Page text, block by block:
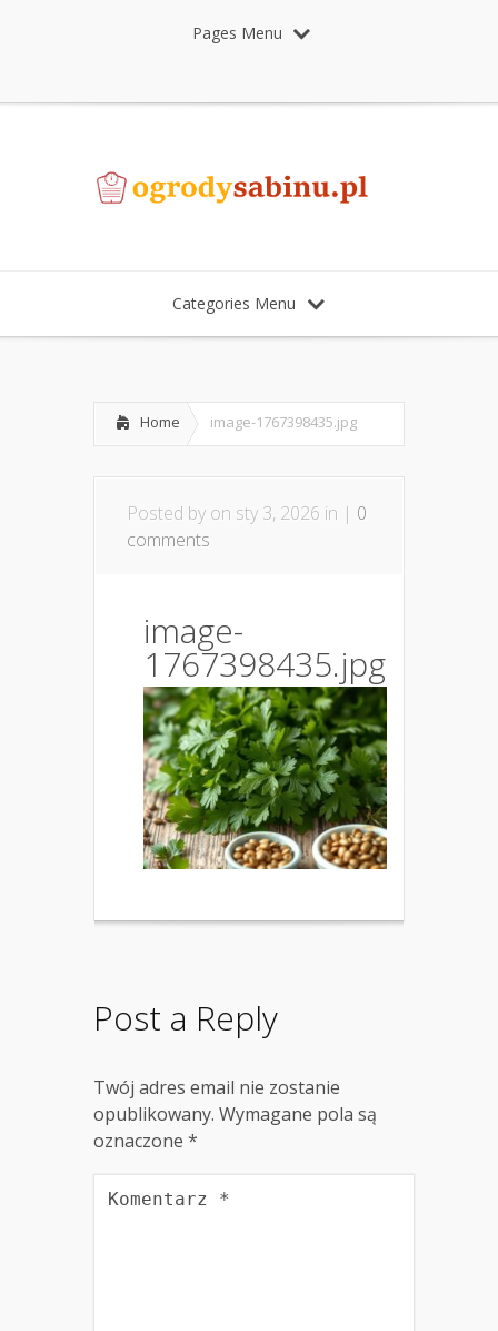
Pages Menu
Categories Menu
Home image-1767398435.jpg
Posted by on sty 3, 2026 in | 0
comments
image-
1767398435.jpg
Post a Reply
Twój adres email nie zostanie
opublikowany. Wymagane pola są
oznaczone *